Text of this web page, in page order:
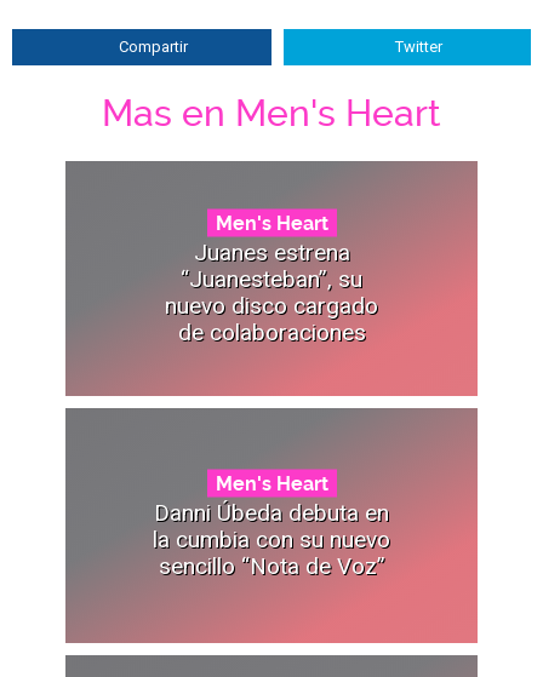
Compartir Twitter
Mas en Men's Heart
Men's Heart
Juanes estrena
“Juanesteban”, su
nuevo disco cargado
de colaboraciones
Men's Heart
Danni Úbeda debuta en
la cumbia con su nuevo
sencillo “Nota de Voz”